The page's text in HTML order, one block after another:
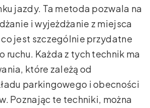
jazdy. Ta metoda pozwala na
i wyjeżdżanie z miejsca
jest szczególnie przydatne
ruchu. Każda z tych technik ma
które zależą od
parkingowego i obecności
Poznając te techniki, można